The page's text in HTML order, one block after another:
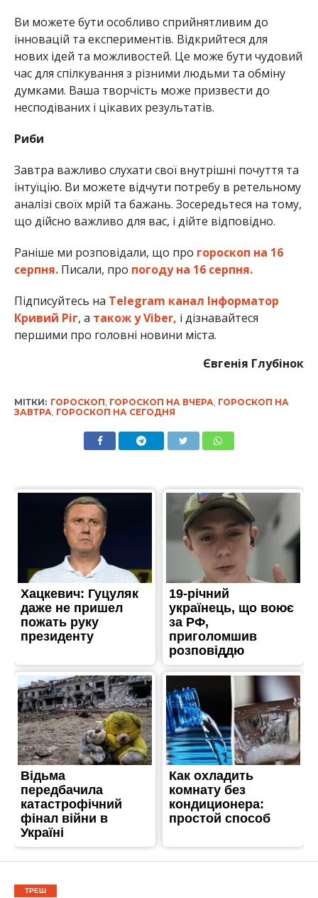
Ви можете бути особливо сприйнятливим до
інновацій та експериментів. Відкрийтеся для
нових ідей та можливостей. Це може бути чудовий
час для спілкування з різними людьми та обміну
думками. Ваша творчість може призвести до
несподіваних і цікавих результатів.
Риби
Завтра важливо слухати свої внутрішні почуття та
інтуїцію. Ви можете відчути потребу в ретельному
аналізі своїх мрій та бажань. Зосередьтеся на тому,
що дійсно важливо для вас, і дійте відповідно.
Раніше ми розповідали, що про гороскоп на 16
серпня.Писали, про погоду на 16 серпня.
Підписуйтесь на Telegram канал Інформатор
Кривий Ріг, а також у Viber, і дізнавайтеся
першими про головні новини міста.
Євгенія Глубінок
МІТКИ: ГОРОСКОП, ГОРОСКОП НА ВЧЕРА, ГОРОСКОП НА
ЗАВТРА, ГОРОСКОП НА СЕГОДНЯ
ТРЕШ